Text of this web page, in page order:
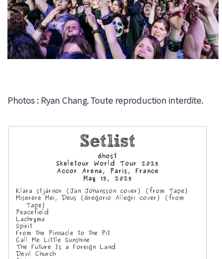
Photos : Ryan Chang. Toute reproduction interdite.